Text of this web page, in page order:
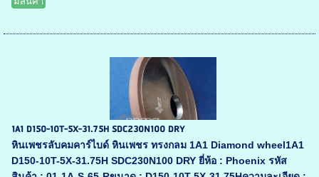
1A1 D150-10T-5X-31.75H SDC230N100 DRY
หินเพชรลับคมคาร์ไบด์ หินเพชร ทรงกลม 1A1 Diamond wheel1A1
D150-10T-5X-31.75H SDC230N100 DRY ยี่ห้อ : Phoenix รหัส